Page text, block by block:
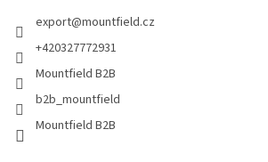
export@mountfield.cz
+420327772931
Mountfield B2B
b2b_mountfield
Mountfield B2B